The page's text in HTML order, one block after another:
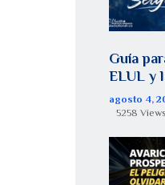
Guía
ELUL y
agosto 4,
5258 Views